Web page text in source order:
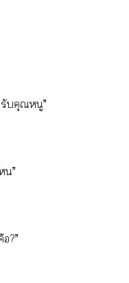
รับคุณหนู”
?”